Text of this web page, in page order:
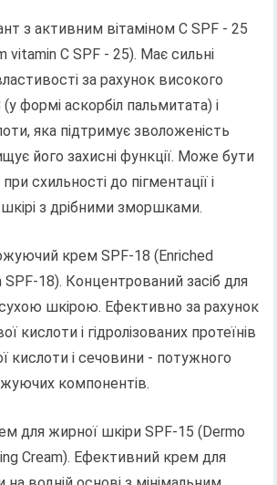
з активним вітаміном С SPF - 25
vitamin C SPF - 25). Має сильні
за рахунок високого
(у формі аскорбіл пальмитата) і
яка підтримує зволоженість
його захисні функції. Може бути
схильності до пігментації і
з дрібними зморшками.
крем SPF-18 (Enriched
18). Концентрований засіб для
шкірою. Ефективно за рахунок
кислоти і гідролізованих протеїнів
кислоти і сечовини - потужного
компонентів.
для жирної шкіри SPF-15 (Dermo
Cream). Ефективний крем для